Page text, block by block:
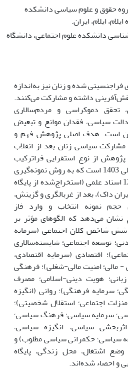
حقوق و علوم سیاسی دانشکده
ایلام، ایران.
دانشکده علوم اجتماعی، دانشگاه
شده و زنان نیز به‌اندازه
داشته و مشارکت می‌کنند.
تحقق دموکراسی و مردم‌سالاری
سیاسی، فقدان موانع و تبعیض
است. هدف اصلی پژوهش فهم و
سیاسی زنان بعد از انقلاب
از نوع استقرایی فراترکیب
کیفی در بازه زمانی 1381 الی 1403 است که به روش نمونه‌گیری
غیر احتمالی (تعمدی) از 123 اسناد علمی (استخراج‌شده از پایگاه
داک)، بعد از غربالگری و گزینش،
حجم نمونه انتخاب و وارد فاز
نشان می‌دهد که الگوهای مؤثر بر
شاخص کلان اجتماعی (سرمایه
توسعه اجتماعی؛ شایسته‌سالاری
اقتصادی (سرمایه اقتصادی،
مالی؛ امنیت مالی-شغلی)؛ فرهنگی
هویت دینی-اسلامی؛ مصرف
سرمایه فرهنگی)؛ روانی (انگیزه
اجتماعی؛ استقلال شخصیتی)؛
سرمایه سیاسی؛ فرهنگ سیاسی؛
سیاسی، انگیزه سیاسی،
سیاسی؛ حکمرانی سیاسی مطلوب) و
اشتغال، محل زندگی، پایگاه
و احصاء شده‌اند.